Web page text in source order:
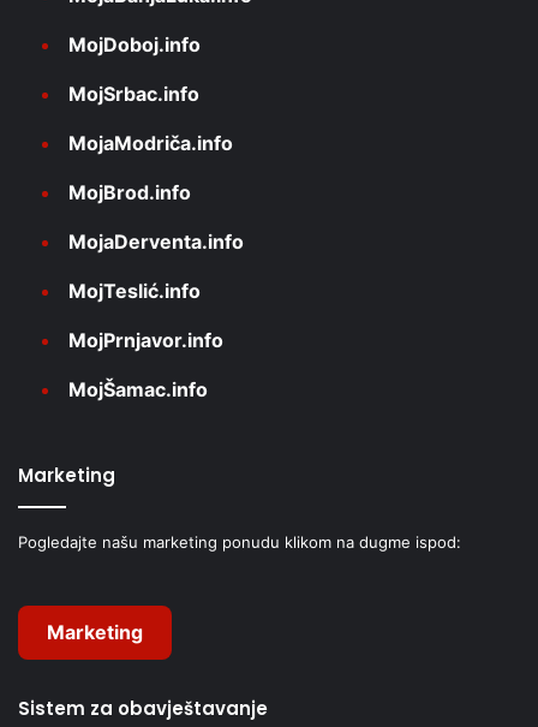
MojDoboj.info
MojSrbac.info
MojaModriča.info
MojBrod.info
MojaDerventa.info
MojTeslić.info
MojPrnjavor.info
MojŠamac.info
Marketing
Pogledajte našu marketing ponudu klikom na dugme ispod:
Marketing
Sistem za obavještavanje